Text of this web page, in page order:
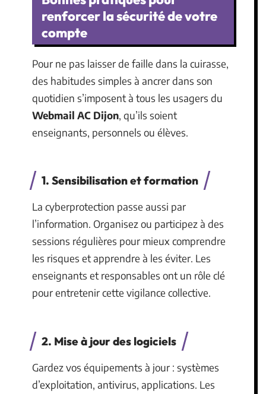
renforcer la sécurité de votre
compte
Pour ne pas laisser de faille dans la cuirasse,
des habitudes simples à ancrer dans son
quotidien s’imposent à tous les usagers du
Webmail AC Dijon, qu’ils soient
enseignants, personnels ou élèves.
1. Sensibilisation et formation
La cyberprotection passe aussi par
l’information. Organisez ou participez à des
sessions régulières pour mieux comprendre
les risques et apprendre à les éviter. Les
enseignants et responsables ont un rôle clé
pour entretenir cette vigilance collective.
2. Mise à jour des logiciels
Gardez vos équipements à jour : systèmes
d’exploitation, antivirus, applications. Les